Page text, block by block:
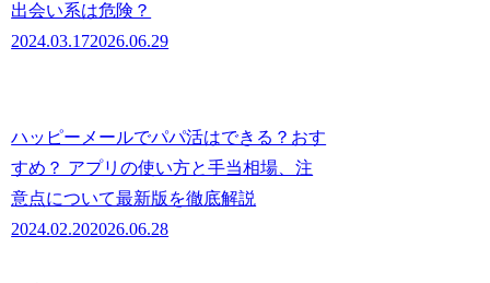
出会い系は危険？
2024.03.172026.06.29
ハッピーメールでパパ活はできる？おす
すめ？ アプリの使い方と手当相場、注
意点について最新版を徹底解説
2024.02.202026.06.28